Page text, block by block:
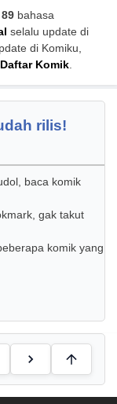
bahasa
selalu update di
di Komiku,
Daftar Komik.
rilis!
baca komik
gak takut
komik yang